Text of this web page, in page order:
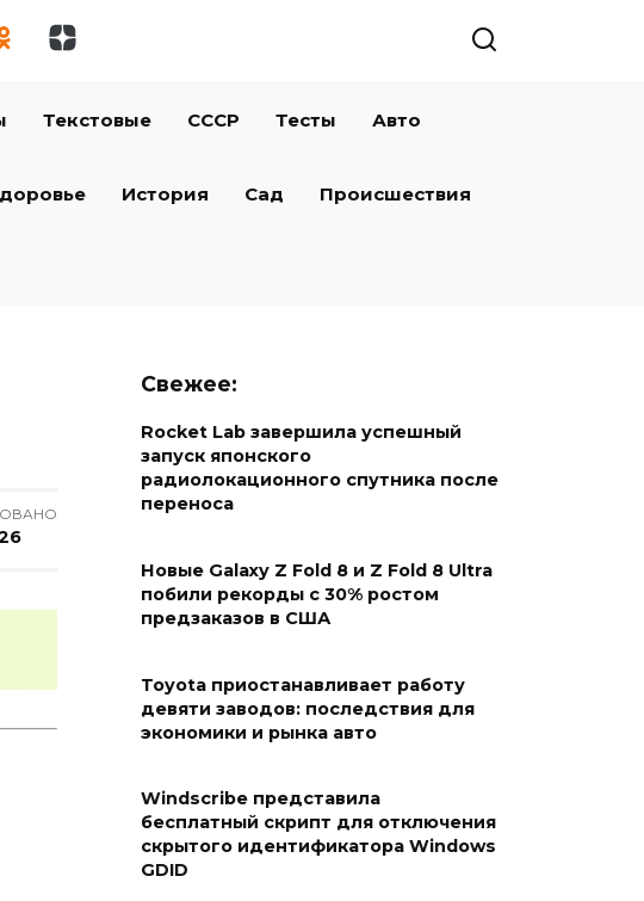
Текстовые СССР Тесты Авто
История Сад Происшествия
Свежее:
Rocket Lab завершила успешный
запуск японского
радиолокационного спутника после
переноса
Новые Galaxy Z Fold 8 и Z Fold 8 Ultra
побили рекорды с 30% ростом
предзаказов в США
Toyota приостанавливает работу
девяти заводов: последствия для
экономики и рынка авто
Windscribe представила
бесплатный скрипт для отключения
скрытого идентификатора Windows
GDID